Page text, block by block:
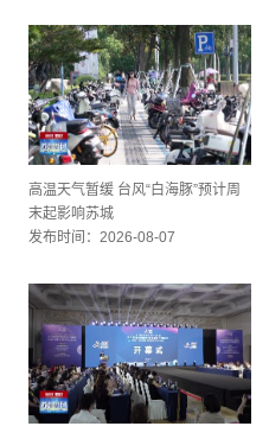
高温天气暂缓 台风“白海豚”预计周
末起影响苏城
发布时间：2026-08-07